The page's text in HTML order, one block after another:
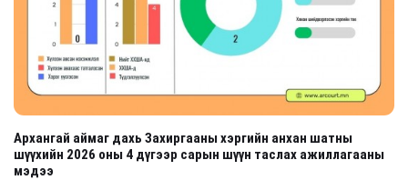
Архангай аймаг дахь Захиргааны хэргийн анхан шатны
шүүхийн 2026 оны 4 дүгээр сарын шүүн таслах ажиллагааны
мэдээ